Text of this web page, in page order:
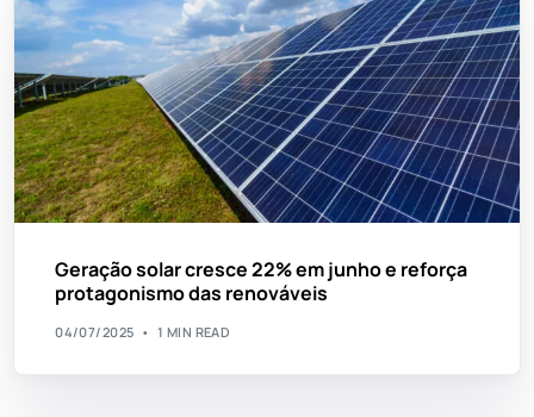
Geração solar cresce 22% em junho e reforça
protagonismo das renováveis
04/07/2025 1 MIN READ